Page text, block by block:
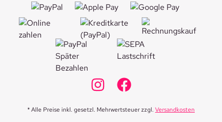
* Alle Preise inkl. gesetzl. Mehrwertsteuer zzgl. Versandkosten